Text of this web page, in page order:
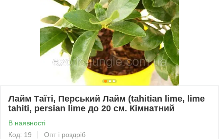
Лайм Таїті, Перський Лайм (tahitian lime, lime
tahiti, persian lime до 20 см. Кімнатний
В наявності
Код: 19
Опт і роздріб